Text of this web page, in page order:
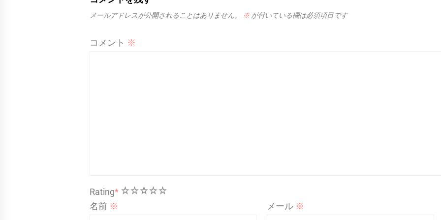
メールアドレスが公開されることはありません。 ※ が付いている欄は必須項目です
コメント ※
Rating* 5
4
3
2
1
名前 ※ メール ※